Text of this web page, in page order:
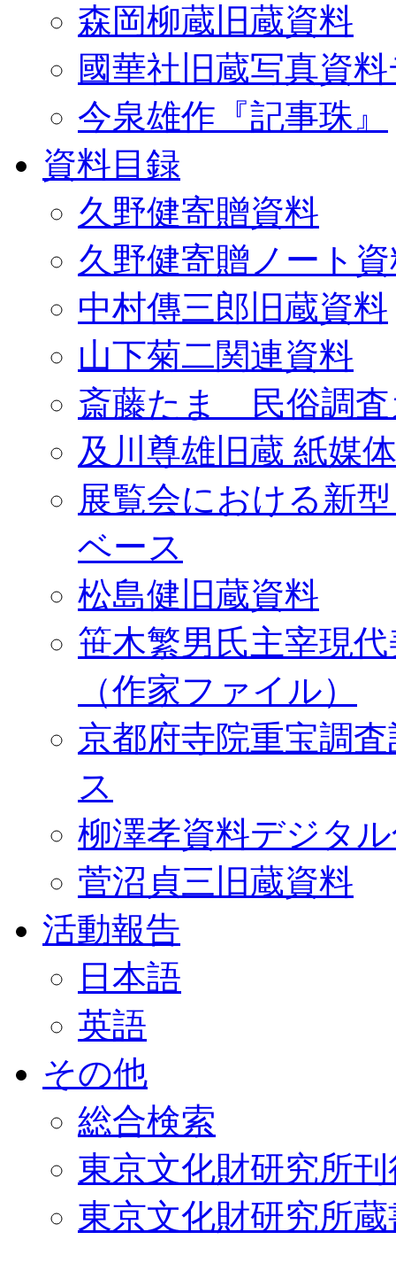
森岡柳蔵旧蔵資料
國華社旧蔵写真資
今泉雄作『記事珠』
資料目録
久野健寄贈資料
久野健寄贈ノート
中村傳三郎旧蔵資料
山下菊二関連資料
斎藤たま 民俗調査
及川尊雄旧蔵 紙媒
展覧会における新
ベース
松島健旧蔵資料
笹木繁男氏主宰現
（作家ファイル）
京都府寺院重宝調
ス
柳澤孝資料デジタ
菅沼貞三旧蔵資料
活動報告
日本語
英語
その他
総合検索
東京文化財研究所
東京文化財研究所